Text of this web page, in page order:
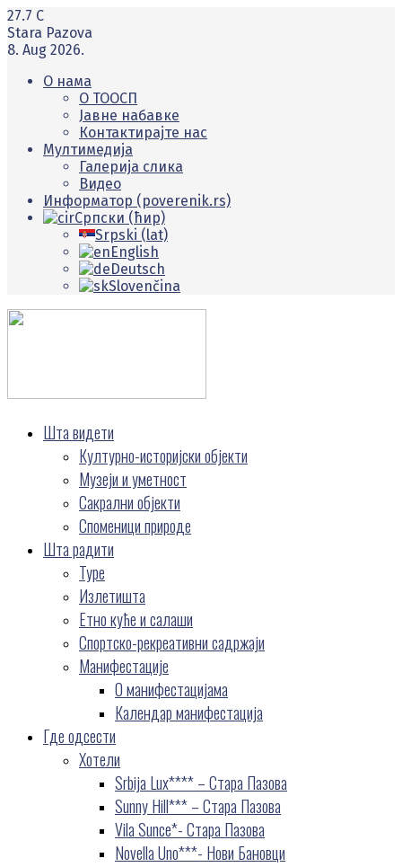
27.7 C
Stara Pazova
8. Aug 2026.
О нама
O ТООСП
Јавне набавке
Контактирајте нас
Мултимедија
Галерија слика
Видео
Информатор (poverenik.rs)
Српски (ћир)
Srpski (lat)
English
Deutsch
Slovenčina
Шта видети
Културно-историјски објекти
Музеји и уметност
Сакрални објекти
Споменици природе
Шта радити
Туре
Излетишта
Етно куће и салаши
Спортско-рекреативни садржаји
Манифестације
О манифестацијама
Календар манифестација
Где одсести
Хотели
Srbija Lux**** – Стара Пазова
Sunny Hill*** – Стара Пазова
Vila Sunce*- Стара Пазова
Novella Uno***- Нови Бановци